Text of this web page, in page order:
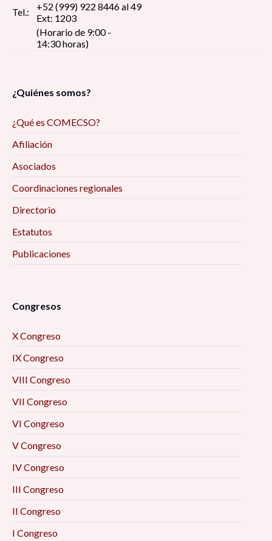
Tel.:
+52 (999) 922 8446 al 49
Ext: 1203
(Horario de 9:00 -
14:30 horas)
¿Quiénes somos?
¿Qué es COMECSO?
Afiliación
Asociados
Coordinaciones regionales
Directorio
Estatutos
Publicaciones
Congresos
X Congreso
IX Congreso
VIII Congreso
VII Congreso
VI Congreso
V Congreso
IV Congreso
III Congreso
II Congreso
I Congreso